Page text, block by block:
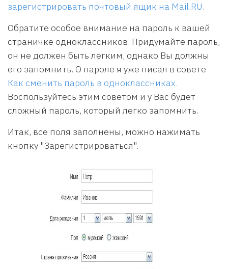
зарегистрировать почтовый ящик на Mail.RU.
Обратите особое внимание на пароль к вашей
страничке одноклассников. Придумайте пароль,
он не должен быть легким, однако Вы должны
его запомнить. О пароле я уже писал в совете
Как сменить пароль в одноклассниках.
Воспользуйтесь этим советом и у Вас будет
сложный пароль, который легко запомнить.
Итак, все поля заполнены, можно нажимать
кнопку "Зарегистрироваться".